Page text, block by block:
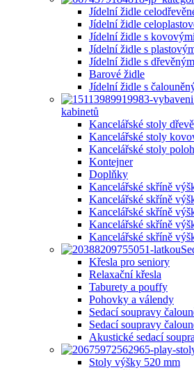
Jídelní židle
Jídelní židle
Jídelní židle s
Jídelní židle s
Jídelní židle s
Barové židle
Jídelní židle s
kabinetů
Kancelářské stoly
Kancelářské stoly
Kancelářské stoly
Kontejner
Doplňky
Kancelářské skříně
Kancelářské skříně
Kancelářské skříně
Kancelářské skříně
Kancelářské skříně
Křesla pro seniory
Relaxační křesla
Taburety a pouffy
Pohovky a válendy
Sedací soupravy
Sedací soupravy
Akustické sedací
Stoly výšky 520 mm